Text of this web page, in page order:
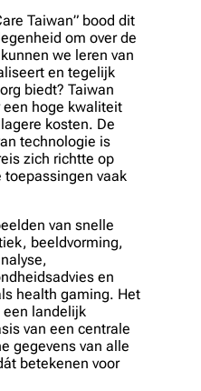
Taiwan” bood dit
om over de
we leren van
en tegelijk
biedt? Taiwan
hoge kwaliteit
kosten. De
technologie is
zich richtte op
vaak
van snelle
beeldvorming,
en
health gaming. Het
landelijk
van een centrale
gegevens van alle
betekenen voor